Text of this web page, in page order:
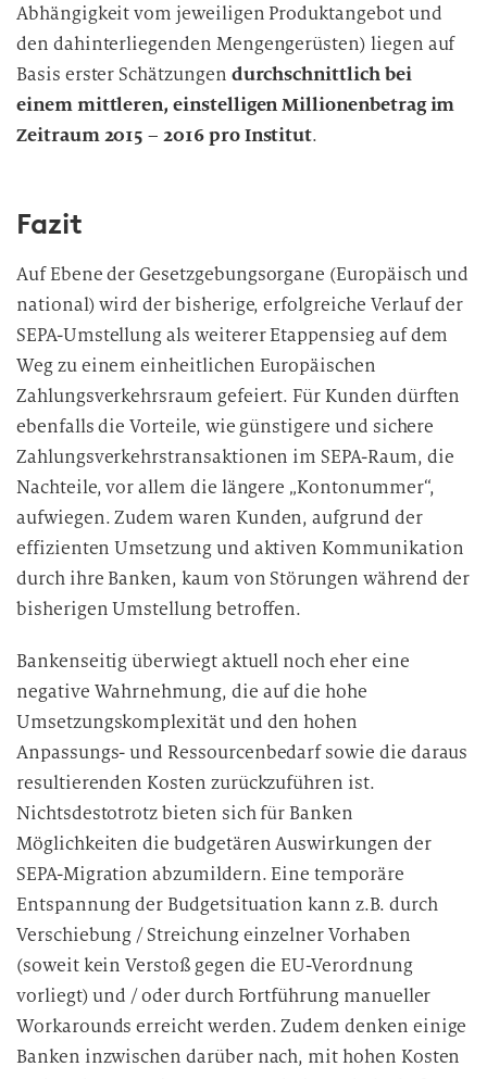
Abhängigkeit vom jeweiligen Produktangebot und
den dahinterliegenden Mengengerüsten) liegen auf
Basis erster Schätzungen durchschnittlich bei
einem mittleren, einstelligen Millionenbetrag im
Zeitraum 2015 – 2016 pro Institut.
Fazit
Auf Ebene der Gesetzgebungsorgane (Europäisch und
national) wird der bisherige, erfolgreiche Verlauf der
SEPA-Umstellung als weiterer Etappensieg auf dem
Weg zu einem einheitlichen Europäischen
Zahlungsverkehrsraum gefeiert. Für Kunden dürften
ebenfalls die Vorteile, wie günstigere und sichere
Zahlungsverkehrstransaktionen im SEPA-Raum, die
Nachteile, vor allem die längere „Kontonummer“,
aufwiegen. Zudem waren Kunden, aufgrund der
effizienten Umsetzung und aktiven Kommunikation
durch ihre Banken, kaum von Störungen während der
bisherigen Umstellung betroffen.
Bankenseitig überwiegt aktuell noch eher eine
negative Wahrnehmung, die auf die hohe
Umsetzungskomplexität und den hohen
Anpassungs- und Ressourcenbedarf sowie die daraus
resultierenden Kosten zurückzuführen ist.
Nichtsdestotrotz bieten sich für Banken
Möglichkeiten die budgetären Auswirkungen der
SEPA-Migration abzumildern. Eine temporäre
Entspannung der Budgetsituation kann z.B. durch
Verschiebung / Streichung einzelner Vorhaben
(soweit kein Verstoß gegen die EU-Verordnung
vorliegt) und / oder durch Fortführung manueller
Workarounds erreicht werden. Zudem denken einige
Banken inzwischen darüber nach, mit hohen Kosten